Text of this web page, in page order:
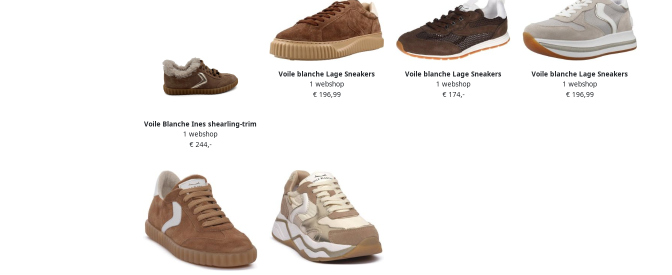
Voile Blanche Ines shearling-trim
sneakers Bruin
1 webshop
€ 244,-
Voile blanche Lage Sneakers
201754240 Lipari
1 webshop
€ 196,99
Voile blanche Lage Sneakers
1 webshop
€ 174,-
Voile blanche Lage Sneakers
Merry Sport
1 webshop
€ 196,99